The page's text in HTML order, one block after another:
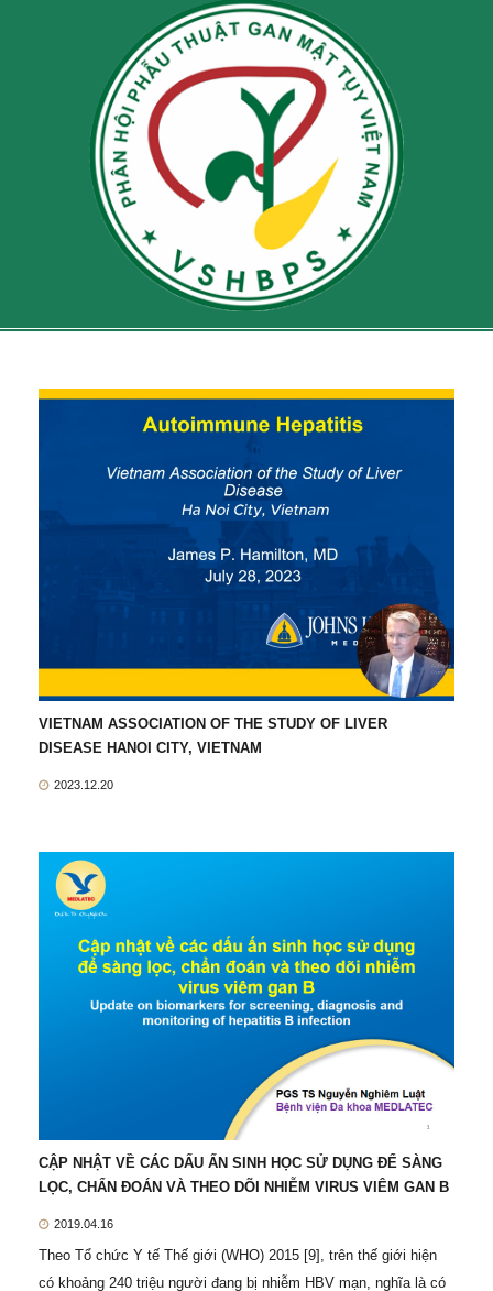
VIETNAM ASSOCIATION OF THE STUDY OF LIVER
DISEASE HANOI CITY, VIETNAM
2023.12.20
CẬP NHẬT VỀ CÁC DẤU ẤN SINH HỌC SỬ DỤNG ĐỂ SÀNG
LỌC, CHẨN ĐOÁN VÀ THEO DÕI NHIỄM VIRUS VIÊM GAN B
2019.04.16
Theo Tổ chức Y tế Thế giới (WHO) 2015 [9], trên thế giới hiện
có khoảng 240 triệu người đang bị nhiễm HBV mạn, nghĩa là có